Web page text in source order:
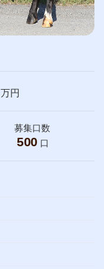
万円
募集口数
500 口